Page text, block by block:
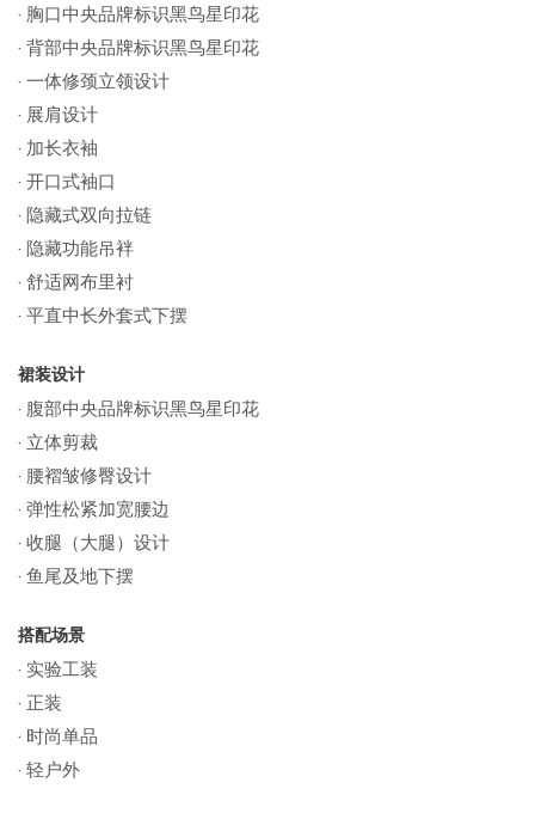
· 胸口中央品牌标识黑鸟星印花
· 背部中央品牌标识黑鸟星印花
· 一体修颈立领设计
· 展肩设计
· 加长衣袖
· 开口式袖口
· 隐藏式双向拉链
· 隐藏功能吊袢
· 舒适网布里衬
· 平直中长外套式下摆
裙装设计
· 腹部中央品牌标识黑鸟星印花
· 立体剪裁
· 腰褶皱修臀设计
· 弹性松紧加宽腰边
· 收腿（大腿）设计
· 鱼尾及地下摆
搭配场景
· 实验工装
· 正装
· 时尚单品
· 轻户外